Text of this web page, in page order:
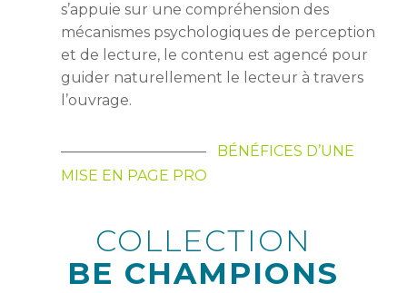
s’appuie sur une compréhension des
mécanismes psychologiques de perception
et de lecture, le contenu est agencé pour
guider naturellement le lecteur à travers
l’ouvrage.
—————————— BÉNÉFICES D’UNE
MISE EN PAGE PRO
COLLECTION
BE CHAMPIONS